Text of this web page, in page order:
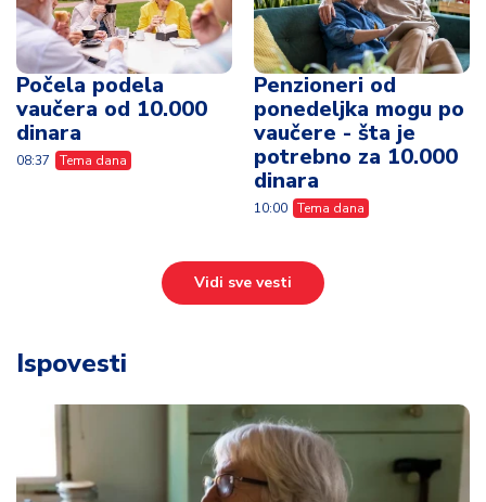
Počela podela
vaučera od 10.000
dinara
08:37 Tema dana
Penzioneri od
ponedeljka mogu po
vaučere - šta je
potrebno za 10.000
dinara
10:00 Tema dana
Vidi sve vesti
Ispovesti